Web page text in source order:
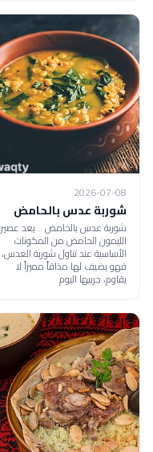
2026-07-08
شوربة عدس بالحامض
شوربة عدس بالحامض .. يعد عصير
الليمون الحامض من المكونات
الأساسية عند تناول شوربة العدس،
فهو يضيف لها مذاقاً مميزاً لا
يقاوم، جربيها اليوم